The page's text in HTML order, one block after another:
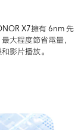
X7擁有 6nm 先
大程度節省電量，
影片播放。